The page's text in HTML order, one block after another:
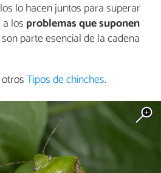
lo hacen juntos para superar
los problemas que suponen
parte esencial de la cadena
Tipos de chinches.